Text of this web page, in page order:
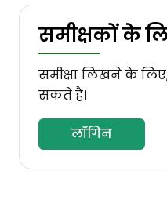
समीक्षकों के
समीक्षा लिखने के
सकते हैं।
लॉगिन